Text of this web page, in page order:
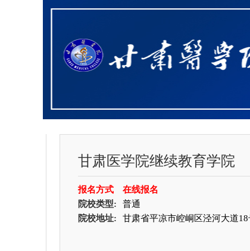
甘肃医学院继续教育学院
报名方式
在线报名
院校类型:
普通
院校地址:
甘肃省平凉市崆峒区泾河大道18